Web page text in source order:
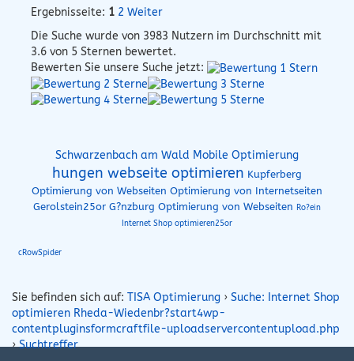
Ergebnisseite: 1 2 Weiter
Die Suche wurde von 3983 Nutzern im Durchschnitt mit
3.6 von 5 Sternen bewertet.
Bewerten Sie unsere Suche jetzt:
Schwarzenbach am Wald Mobile Optimierung
hungen webseite optimieren Kupferberg
Optimierung von Webseiten Optimierung von Internetseiten
Gerolstein25or G?nzburg Optimierung von Webseiten Ro?ein
Internet Shop optimieren25or
cRowSpider
Sie befinden sich auf: TISA Optimierung › Suche: Internet Shop
optimieren Rheda-Wiedenbr?start4wp-
contentpluginsformcraftfile-uploadservercontentupload.php
›Suchtreffer